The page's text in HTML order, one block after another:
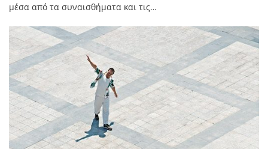
μέσα από τα συναισθήματα και τις…